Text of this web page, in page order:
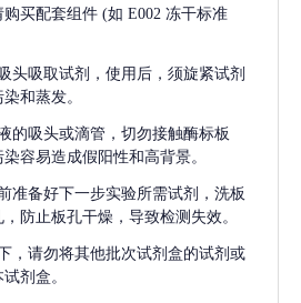
买配套组件 (如 E002 冻干标准
头吸取试剂，使用后，须旋紧试剂
和蒸发。
的吸头或滴管，切勿接触酶标板
容易造成假阳性和高背景。
准备好下一步实验所需试剂，洗板
防止板孔干燥，导致检测失效。
，请勿将其他批次试剂盒的试剂或
剂盒。